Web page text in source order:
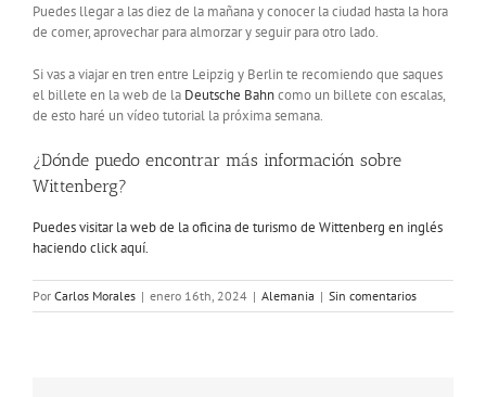
Puedes llegar a las diez de la mañana y conocer la ciudad hasta la hora
de comer, aprovechar para almorzar y seguir para otro lado.
Si vas a viajar en tren entre Leipzig y Berlin te recomiendo que saques
el billete en la web de la Deutsche Bahncomo un billete con escalas,
de esto haré un vídeo tutorial la próxima semana.
¿Dónde puedo encontrar más información sobre
Wittenberg?
Puedes visitar la web de la oficina de turismo de Wittenberg en inglés
haciendo click aquí.
Por Carlos Morales | enero 16th, 2024 | Alemania | Sin comentarios